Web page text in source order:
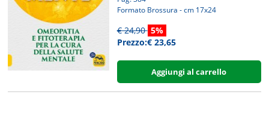
Formato Brossura - cm 17x24
€ 24,90 5%
Prezzo:€ 23,65
Aggiungi al carrello